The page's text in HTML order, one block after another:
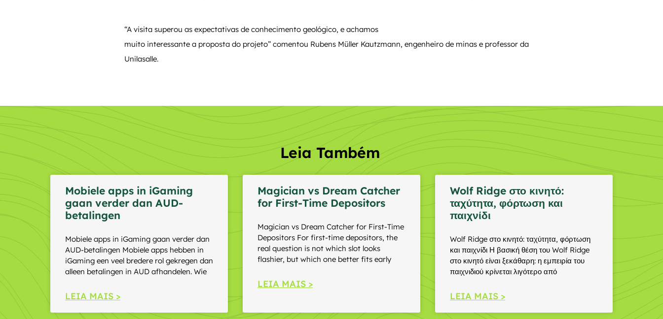
“A visita superou as expectativas de conhecimento geológico, e achamos
muito interessante a proposta do projeto” comentou Rubens Müller Kautzmann, engenheiro de minas e professor da
Unilasalle.
Leia Também
Mobiele apps in iGaming
gaan verder dan AUD-
betalingen
Mobiele apps in iGaming gaan verder dan
AUD-betalingen Mobiele apps hebben in
iGaming een veel bredere rol gekregen dan
alleen betalingen in AUD afhandelen. Wie
LEIA MAIS >
Magician vs Dream Catcher
for First-Time Depositors
Magician vs Dream Catcher for First-Time
Depositors For first-time depositors, the
real question is not which slot looks
flashier, but which one better fits early
LEIA MAIS >
Wolf Ridge στο κινητό:
ταχύτητα, φόρτωση και
παιχνίδι
Wolf Ridge στο κινητό: ταχύτητα, φόρτωση
και παιχνίδι Η βασική θέση του Wolf Ridge
στο κινητό είναι ξεκάθαρη: η εμπειρία του
παιχνιδιού κρίνεται λιγότερο από
LEIA MAIS >